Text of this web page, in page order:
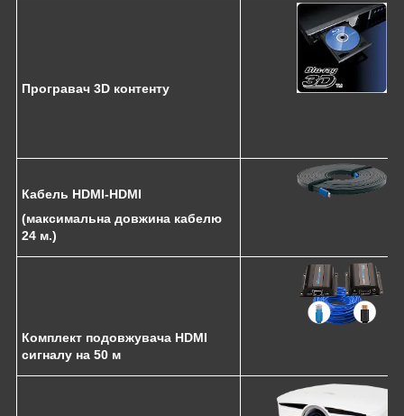
Програвач 3D контенту
Кабель HDMI-HDMI
(максимальна довжина кабелю
24 м.)
Комплект подовжувача HDMI
сигналу на 50 м